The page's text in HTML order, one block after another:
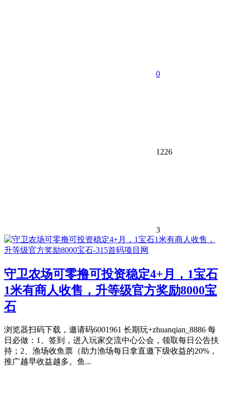
0
1226
3
守卫农场可零撸可投资稳定4+月，1宝石
1米有商人收售，升等级官方奖励8000宝
石
浏览器扫码下载，邀请码6001961 长期玩+zhuanqian_8886 每
日必做：1、签到，进入玩家交流中心公会，领取每日公告扶
持；2、渔场收鱼票（助力渔场每日拿直邀下级收益的20%，
推广越早收益越多。鱼...